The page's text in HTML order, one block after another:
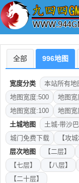
全部 996地图
宽度分类 本站所有地
地图宽度:500
地图宽
地图宽度:100
地图宽
土城地图
土城-带沙
城门免费下载
【攻
层次地图
【二层】
【七层】
【八层】
【二十层】